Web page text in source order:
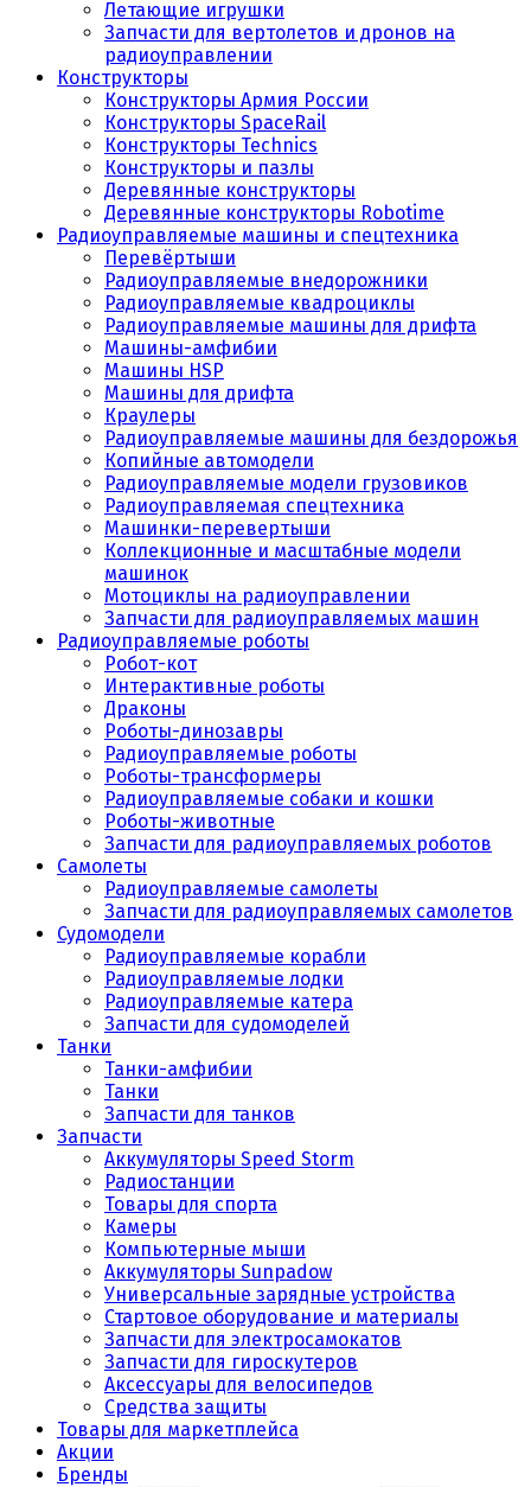
Летающие игрушки
Запчасти для вертолетов и дронов на
радиоуправлении
Конструкторы
Конструкторы Армия России
Конструкторы SpaceRail
Конструкторы Technics
Конструкторы и пазлы
Деревянные конструкторы
Деревянные конструкторы Robotime
Радиоуправляемые машины и спецтехника
Перевёртыши
Радиоуправляемые внедорожники
Радиоуправляемые квадроциклы
Радиоуправляемые машины для дрифта
Машины-амфибии
Машины HSP
Машины для дрифта
Краулеры
Радиоуправляемые машины для бездорожья
Копийные автомодели
Радиоуправляемые модели грузовиков
Радиоуправляемая спецтехника
Машинки-перевертыши
Коллекционные и масштабные модели
машинок
Мотоциклы на радиоуправлении
Запчасти для радиоуправляемых машин
Радиоуправляемые роботы
Робот-кот
Интерактивные роботы
Драконы
Роботы-динозавры
Радиоуправляемые роботы
Роботы-трансформеры
Радиоуправляемые собаки и кошки
Роботы-животные
Запчасти для радиоуправляемых роботов
Самолеты
Радиоуправляемые самолеты
Запчасти для радиоуправляемых самолетов
Судомодели
Радиоуправляемые корабли
Радиоуправляемые лодки
Радиоуправляемые катера
Запчасти для судомоделей
Танки
Танки-амфибии
Танки
Запчасти для танков
Запчасти
Аккумуляторы Speed Storm
Радиостанции
Товары для спорта
Камеры
Компьютерные мыши
Аккумуляторы Sunpadow
Универсальные зарядные устройства
Стартовое оборудование и материалы
Запчасти для электросамокатов
Запчасти для гироскутеров
Аксессуары для велосипедов
Средства защиты
Товары для маркетплейса
Акции
Бренды